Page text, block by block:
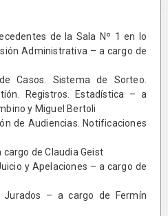
de la Sala Nº 1 en lo
Administrativa – a cargo de
Casos. Sistema de Sorteo.
Registros. Estadística – a
y Miguel Bertoli
de Audiencias. Notificaciones
de Claudia Geist
y Apelaciones – a cargo de
Jurados – a cargo de Fermín